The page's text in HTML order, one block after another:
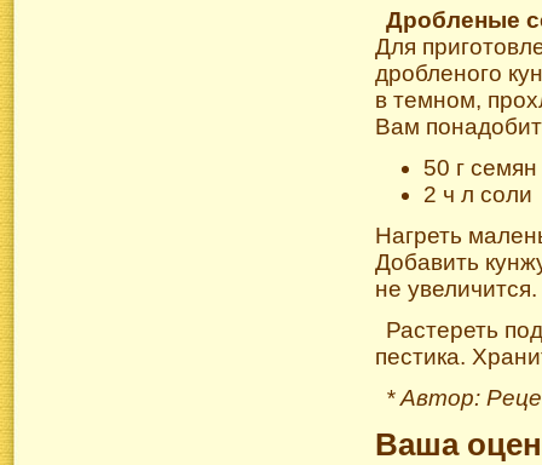
Дробленые
Для
дробленого
в темном,
Вам
50 г
2 ч л соли
Нагреть
Добавить
не увеличится.
Растереть
пестика.
* Автор:
Ваша